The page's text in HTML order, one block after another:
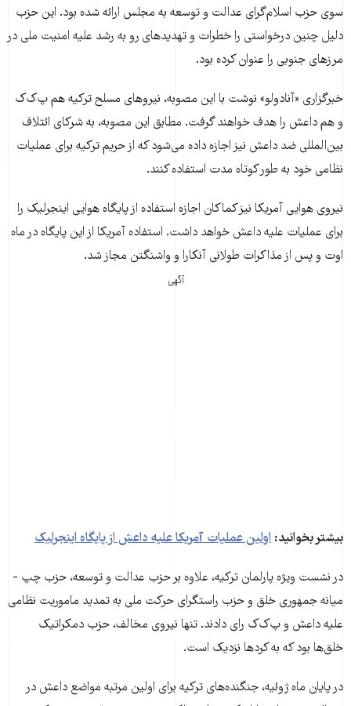
سوی حزب اسلام‌گرای عدالت و توسعه به مجلس ارائه شده بود. این حزب
دلیل چنین درخواستی را خطرات و تهدیدهای رو به رشد علیه امنیت ملی در
مرزهای جنوبی را عنوان کرده بود.
خبرگزاری «آنادولو» نوشت با این مصوبه، نیروهای مسلح ترکیه هم پ‌ک‌‌ک
و هم داعش را هدف خواهند گرفت. مطابق این مصوبه، به شرکای ائتلاف
بین‌المللی ضد داعش نیز اجازه داده می‌شود که از حریم ترکیه برای عملیات
نظامی خود به طور کوتاه مدت استفاده کنند.
نیروی هوایی آمریکا نیز کماکان اجازه استفاده از پایگاه هوایی اینجرلیک را
برای عملیات علیه داعش خواهد داشت. استفاده آمریکا از این پایگاه در ماه
اوت و پس از مذاکرات طولانی آنکارا و واشنگتن مجاز شد.
آگهی
بیشتر بخوانید: اولین عملیات آمریکا علیه داعش از پایگاه اینجرلیک
در نشست ویژه پارلمان ترکیه، علاوه بر حزب عدالت و توسعه، حزب چپ -
میانه جمهوری خلق و حزب راستگرای حرکت ملی به تمدید ماموریت نظامی
علیه داعش و پ‌ک‌ک رای دادند. تنها نیروی مخالف، حزب دمکراتیک
خلق‌ها بود که به کردها نزدیک است.
در پایان ماه ژوئیه، جنگنده‌های ترکیه برای اولین مرتبه مواضع داعش در